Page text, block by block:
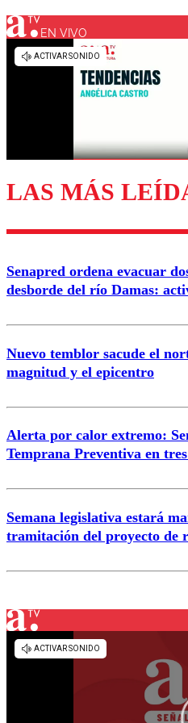
EN VIVO
LAS MÁS
Senapred ordena evacuar
desborde del río Damas:
Nuevo temblor sacude el
magnitud y el epicentro
Alerta por calor extremo:
Temprana Preventiva en
Semana legislativa estará
tramitación del proyecto de